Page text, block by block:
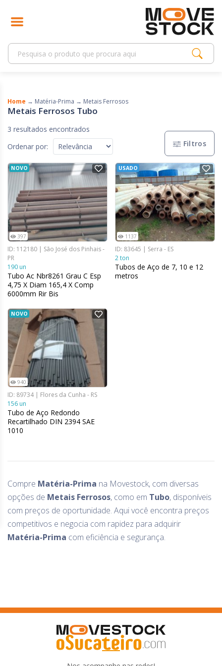
Home → Matéria-Prima → Metais Ferrosos
Metais Ferrosos Tubo
3 resultados encontrados
Ordenar por:
Filtros
NOVO
397
ID: 112180 | São José dos Pinhais -
PR
190 un
Tubo Ac Nbr8261 Grau C Esp
4,75 X Diam 165,4 X Comp
6000mm Rir Bis
USADO
1137
ID: 83645 | Serra - ES
2 ton
Tubos de Aço de 7, 10 e 12
metros
NOVO
940
ID: 89734 | Flores da Cunha - RS
156 un
Tubo de Aço Redondo
Recartilhado DIN 2394 SAE
1010
Compre Matéria-Prima na Movestock, com diversas
opções de Metais Ferrosos, como em Tubo, disponíveis
com preços de oportunidade. Aqui você encontra preços
competitivos e negocia com rapidez para adquirir
Matéria-Prima com eficiência e segurança.